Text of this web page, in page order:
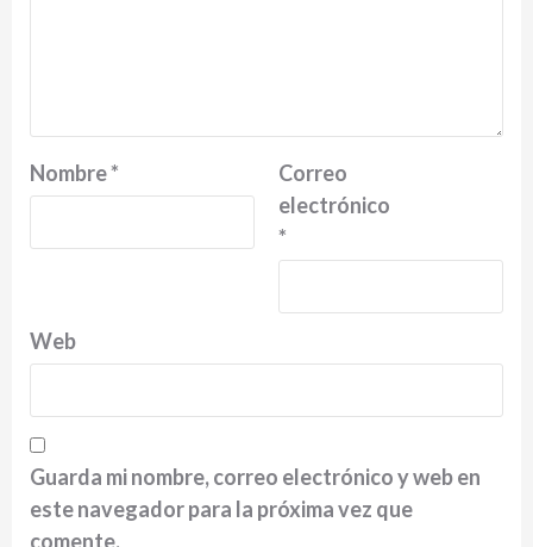
Nombre*
Correo
electrónico
*
Web
Guarda mi nombre, correo electrónico y web en
este navegador para la próxima vez que
comente.